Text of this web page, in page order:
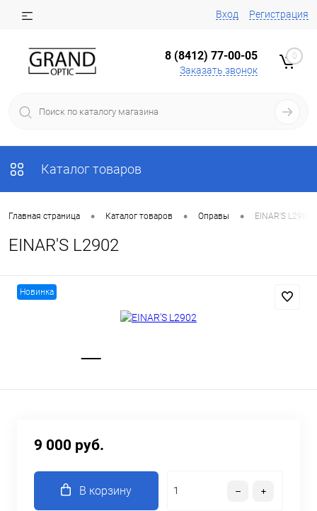
Вход Регистрация
8 (8412) 77-00-05
Заказать звонок
0
Каталог товаров
Главная страница • Каталог товаров • Оправы • EINAR'S L2902
EINAR'S L2902
Новинка
9 000 руб.
В корзину